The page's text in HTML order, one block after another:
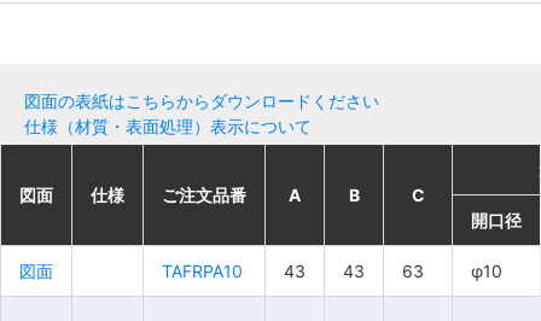
図面の表紙はこちらからダウンロードください
仕様（材質・表面処理）表示について
図面 仕様 ご注文品番 A B C
開口径
図面 TAFRPA10 43 43 63 φ10
図面 仕様 ご注文品番 A B C
開口径
図面 TAFRPA10 43 43 63 φ10
図面 仕様 ご注文品番 A B C
開口径
図面 TAFRPA10 43 43 63 φ10
図面 仕様 ご注文品番 A B C
開口径
図面 TAFRPA10 43 43 63 φ10